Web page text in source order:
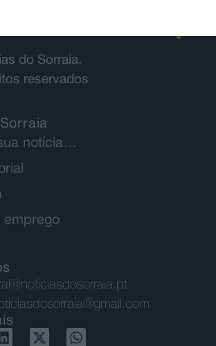
do Sorraia.
reservados
notícia…
emprego